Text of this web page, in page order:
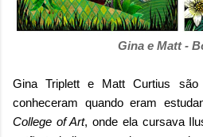
Gina e Matt -
Gina Triplett e Matt Curtius
conheceram quando eram
College of Art, onde ela cursava